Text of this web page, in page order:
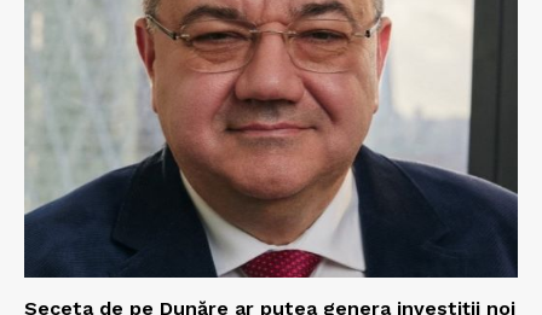
Seceta de pe Dunăre ar putea genera investiții noi